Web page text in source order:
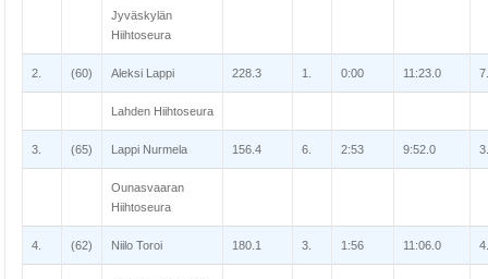
Jyväskylän
Hiihtoseura
2. (60) Aleksi Lappi 228.3 1. 0:00 11:23.0 7.
Lahden Hiihtoseura
3. (65) Lappi Nurmela 156.4 6. 2:53 9:52.0 3.
Ounasvaaran
Hiihtoseura
4. (62) Niilo Toroi 180.1 3. 1:56 11:06.0 4.